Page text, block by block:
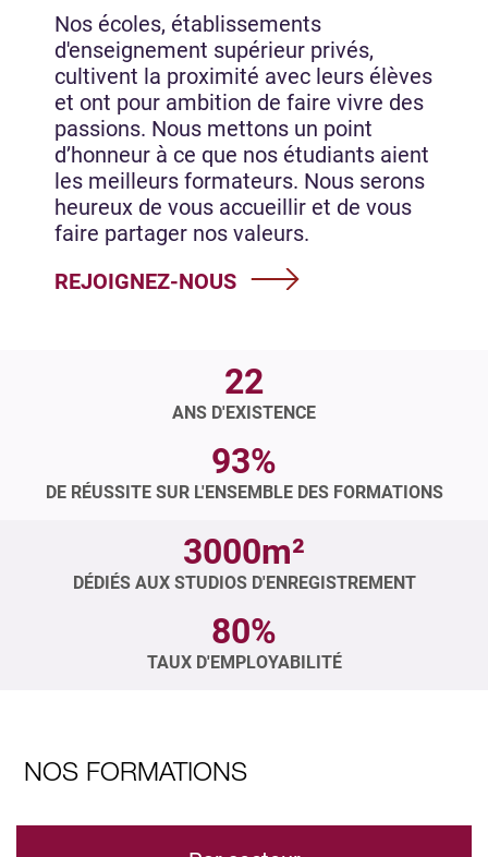
Nos écoles, établissements
d'enseignement supérieur privés,
cultivent la proximité avec leurs élèves
et ont pour ambition de faire vivre des
passions. Nous mettons un point
d’honneur à ce que nos étudiants aient
les meilleurs formateurs. Nous serons
heureux de vous accueillir et de vous
faire partager nos valeurs.
REJOIGNEZ-NOUS
22
ANS D'EXISTENCE
93%
DE RÉUSSITE SUR L'ENSEMBLE DES FORMATIONS
3000m²
DÉDIÉS AUX STUDIOS D'ENREGISTREMENT
80%
TAUX D'EMPLOYABILITÉ
NOS FORMATIONS